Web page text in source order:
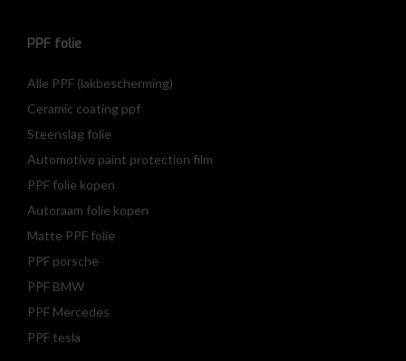
PPF folie
Alle PPF (lakbescherming)
Ceramic coating ppf
Steenslag folie
Automotive paint protection film
PPF folie kopen
Autoraam folie kopen
Matte PPF folie
PPF porsche
PPF BMW
PPF Mercedes
PPF tesla